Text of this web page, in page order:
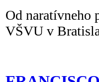
Od naratívneho
VŠVU v